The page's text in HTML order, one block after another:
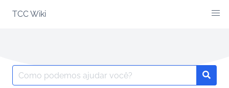
TCC Wiki
Search
for: